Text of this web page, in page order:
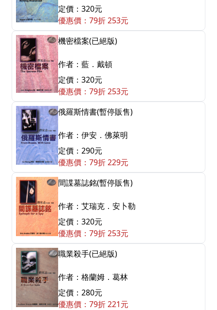
定價：320元
優惠價：79折 253元
機密檔案(已絕版)
作者：藍．戴頓
定價：320元
優惠價：79折 253元
俄羅斯情書(暫停販售)
作者：伊安．佛萊明
定價：290元
優惠價：79折 229元
間諜墓誌銘(暫停販售)
作者：艾瑞克．安卜勒
定價：320元
優惠價：79折 253元
職業殺手(已絕版)
作者：格蘭姆．葛林
定價：280元
優惠價：79折 221元